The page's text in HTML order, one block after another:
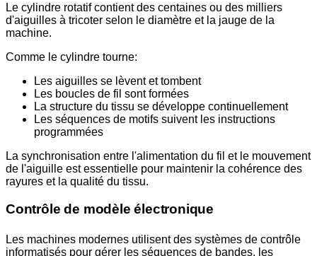
Le cylindre rotatif contient des centaines ou des milliers
d'aiguilles à tricoter selon le diamètre et la jauge de la
machine.
Comme le cylindre tourne:
Les aiguilles se lèvent et tombent
Les boucles de fil sont formées
La structure du tissu se développe continuellement
Les séquences de motifs suivent les instructions
programmées
La synchronisation entre l'alimentation du fil et le mouvement
de l'aiguille est essentielle pour maintenir la cohérence des
rayures et la qualité du tissu.
Contrôle de modèle électronique
Les machines modernes utilisent des systèmes de contrôle
informatisés pour gérer les séquences de bandes, les